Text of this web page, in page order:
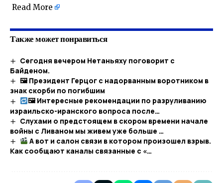
Read More
Также может понравиться
Сегодня вечером Нетаньяху поговорит с
Байденом.
🖼 Президент Герцог с надорванным воротником в
знак скорби по погибшим​
🖼 Интересные рекомендации по разруливанию
израильско-иранского вопроса после…
Слухами о предстоящем в скором времени начале
войны с Ливаном мы живем уже больше …
А вот и салон связи в котором произошел взрыв.
Как сообщают каналы связанные с «…